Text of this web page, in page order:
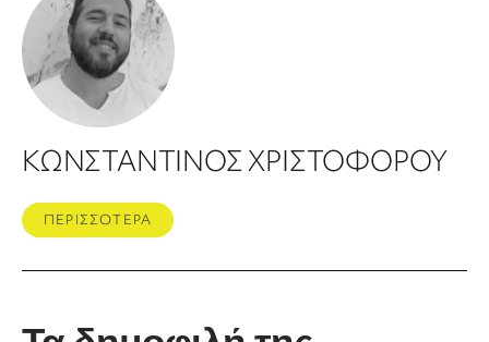
ΚΩΝΣΤΑΝΤΙΝΟΣ ΧΡΙΣΤΟΦΟΡΟΥ
ΠΕΡΙΣΣΟΤΕΡΑ